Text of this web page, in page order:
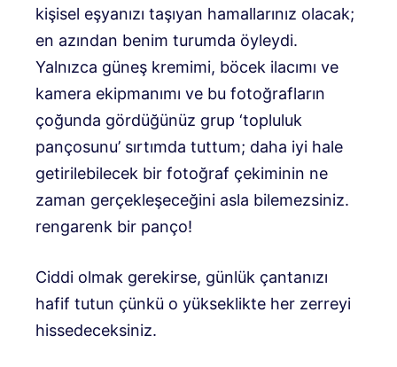
kişisel eşyanızı taşıyan hamallarınız olacak;
en azından benim turumda öyleydi.
Yalnızca güneş kremimi, böcek ilacımı ve
kamera ekipmanımı ve bu fotoğrafların
çoğunda gördüğünüz grup ‘topluluk
pançosunu’ sırtımda tuttum; daha iyi hale
getirilebilecek bir fotoğraf çekiminin ne
zaman gerçekleşeceğini asla bilemezsiniz.
rengarenk bir panço!
Ciddi olmak gerekirse, günlük çantanızı
hafif tutun çünkü o yükseklikte her zerreyi
hissedeceksiniz.